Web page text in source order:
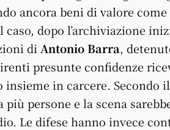
ancora beni di valore
dopo l’archiviazione
di Antonio Barra,
presunte confidenze
insieme in carcere. Secondo
più persone e la scena
Le difese hanno invece